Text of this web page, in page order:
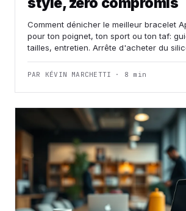
Comment dénicher le meilleur bracelet
pour ton poignet, ton sport ou ton taf:
tailles, entretien. Arrête d'acheter du
PAR KÉVIN MARCHETTI · 8 min